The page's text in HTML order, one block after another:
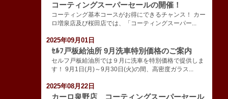
コーティングスーパーセールの開催！
コーティング基本コースがお得にできるチャンス！ カー
ロ増泉店及び桜田店では、「コーティングスーパー...
2025年09月01日
ｾﾙﾌ戸板給油所 9月洗車特別価格のご案内
セルフ戸板給油所では９月に洗車を特別価格で提供しま
す！ 9月1日(月)～9月30日(火)の間、高密度ガラス...
2025年08月22日
カーロ泉野店 コーティングスーパーセール